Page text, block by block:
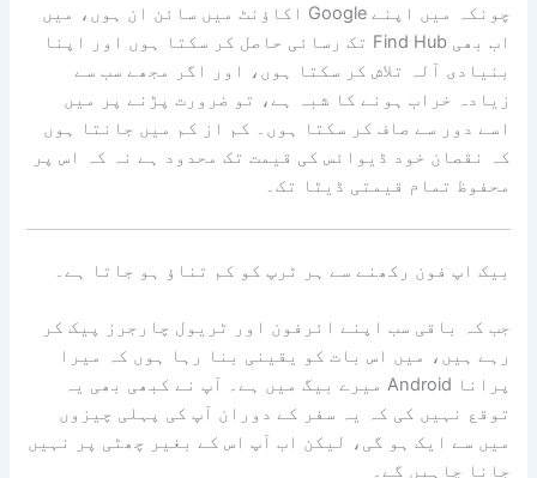
چونکہ میں اپنے Google اکاؤنٹ میں سائن ان ہوں، میں
اب بھی Find Hub تک رسائی حاصل کر سکتا ہوں اور اپنا
بنیادی آلہ تلاش کر سکتا ہوں، اور اگر مجھے سب سے
زیادہ خراب ہونے کا شبہ ہے، تو ضرورت پڑنے پر میں
اسے دور سے صاف کر سکتا ہوں۔ کم از کم میں جانتا ہوں
کہ نقصان خود ڈیوائس کی قیمت تک محدود ہے نہ کہ اس پر
محفوظ تمام قیمتی ڈیٹا تک۔
بیک اپ فون رکھنے سے ہر ٹرپ کو کم تناؤ ہو جاتا ہے۔
جب کہ باقی سب اپنے ائرفون اور ٹریول چارجرز پیک کر
رہے ہیں، میں اس بات کو یقینی بنا رہا ہوں کہ میرا
پرانا Android میرے بیگ میں ہے۔ آپ نے کبھی بھی یہ
توقع نہیں کی کہ یہ سفر کے دوران آپ کی پہلی چیزوں
میں سے ایک ہو گی، لیکن اب آپ اس کے بغیر چھٹی پر نہیں
جانا چاہیں گے۔